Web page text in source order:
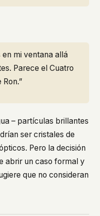
en mi ventana allá
Parece el Cuatro
– partículas brillantes
ser cristales de
Pero la decisión
abrir un caso formal y
que no consideran